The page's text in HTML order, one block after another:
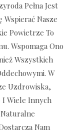
Pełna Jest
Nasze
Powietrze To
Wspomaga Ono
Wszystkich
W
Uzdrowiska,
I Wiele Innych
Nam